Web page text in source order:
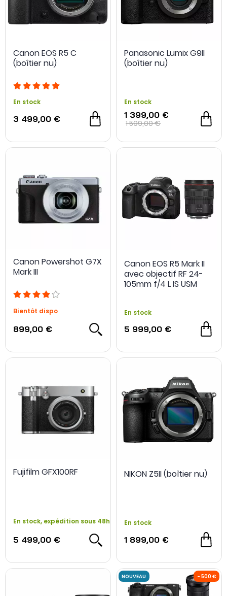
2 offres spéciales 2 offres spéciales
- 700 €
Canon EOS R5 C
(boîtier nu)
En stock
3 499,00 €
Panasonic Lumix G9II
(boîtier nu)
En stock
1 399,00 €
1 599,00 €
Canon Powershot G7X
Mark III
Bientôt dispo
899,00 €
Canon EOS R5 Mark II
avec objectif RF 24-
105mm f/4 L IS USM
En stock
5 999,00 €
Fujifilm GFX100RF
En stock, expédition sous 48h
5 499,00 €
NIKON Z5II (boîtier nu)
En stock
1 899,00 €